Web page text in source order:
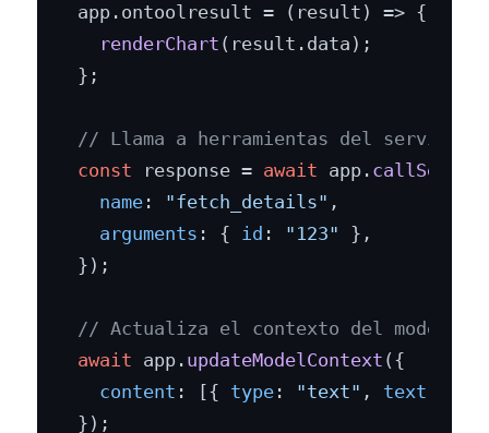
app. ontoolresult = ( result ) => {
renderChart (result. data );
};
// Llama a herramientas del servidor
const response = await app.
name : "fetch_details" ,
arguments : { id : "123"
},
});
// Actualiza el contexto del modelo
await app. updateModelContext ({
content : [{ type : "text" , text